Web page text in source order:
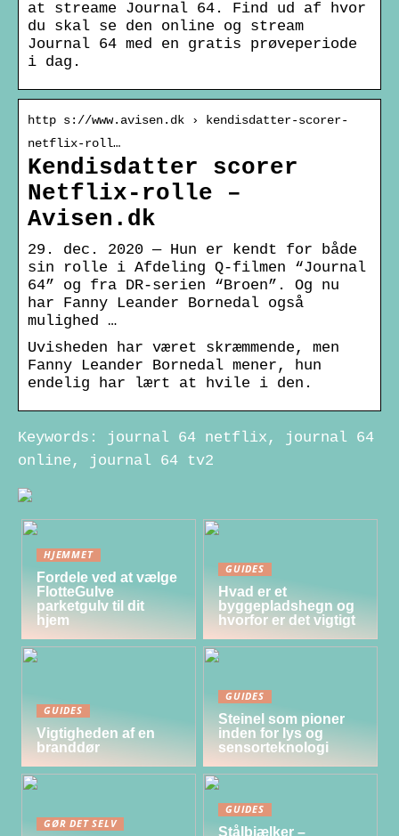
at streame Journal 64. Find ud af hvor
du skal se den online og stream
Journal 64 med en gratis prøveperiode
i dag.
http s://www.avisen.dk › kendisdatter-scorer-
netflix-roll…
Kendisdatter scorer
Netflix-rolle –
Avisen.dk
29. dec. 2020 — Hun er kendt for både
sin rolle i Afdeling Q-filmen “Journal
64” og fra DR-serien “Broen”. Og nu
har Fanny Leander Bornedal også
mulighed …
Uvisheden har været skræmmende, men
Fanny Leander Bornedal mener, hun
endelig har lært at hvile i den.
Keywords: journal 64 netflix, journal 64
online, journal 64 tv2
HJEMMET
Fordele ved at vælge
FlotteGulve
parketgulv til dit
hjem
GUIDES
Hvad er et
byggepladshegn og
hvorfor er det vigtigt
GUIDES
Vigtigheden af en
branddør
GUIDES
Steinel som pioner
inden for lys og
sensorteknologi
GØR DET SELV
GUIDES
Stålbjælker –